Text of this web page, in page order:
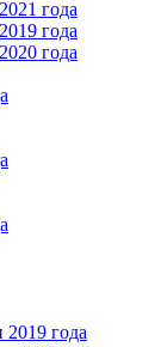
года
года
года
года